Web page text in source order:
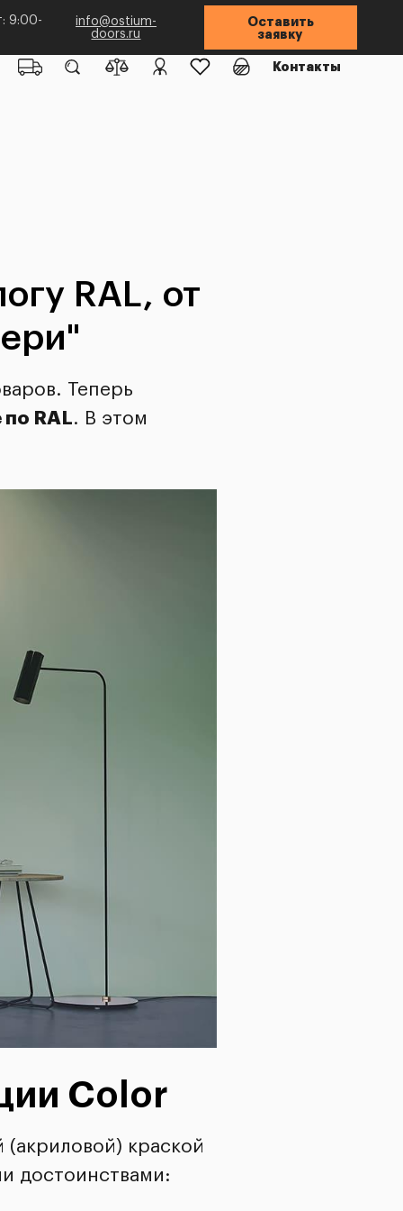
9:00-
info@ostium-
doors.ru
Оставить
заявку
Контакты
RAL, от
Теперь
RAL. В этом
Color
краской
достоинствами: